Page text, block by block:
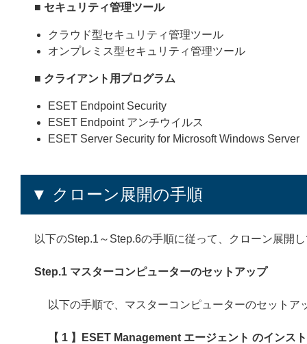
■ セキュリティ管理ツール
クラウド型セキュリティ管理ツール
オンプレミス型セキュリティ管理ツール
■ クライアント用プログラム
ESET Endpoint Security
ESET Endpoint アンチウイルス
ESET Server Security for Microsoft Windows Server
▼ クローン展開の手順
以下のStep.1～Step.6の手順に従って、クローン展開
Step.1 マスターコンピューターのセットアップ
以下の手順で、マスターコンピューターのセットア
【 1 】ESET Management エージェント のインス